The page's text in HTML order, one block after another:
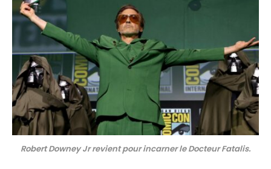
Robert Downey Jr revient pour incarner le Docteur Fatalis.